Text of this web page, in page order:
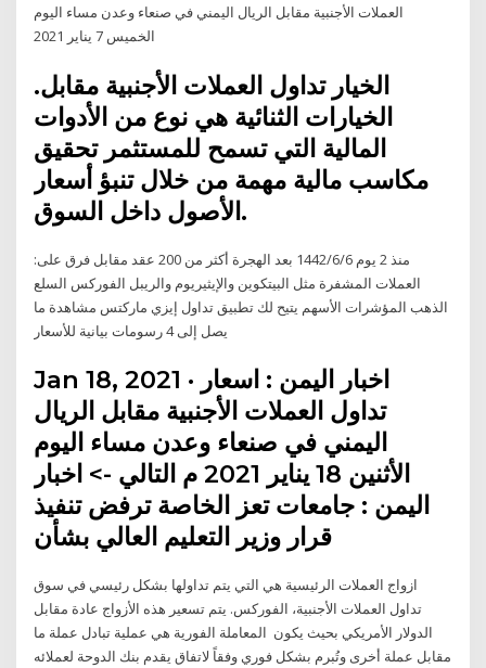
العملات الأجنبية مقابل الريال اليمني في صنعاء وعدن مساء اليوم
الخميس 7 يناير 2021
الخيار تداول العملات الأجنبية مقابل.
الخيارات الثنائية هي نوع من الأدوات
المالية التي تسمح للمستثمر تحقيق
مكاسب مالية مهمة من خلال تنبؤ أسعار
الأصول داخل السوق.
منذ 2 يوم 6‏‏/6‏‏/1442 بعد الهجرة أكثر من 200 عقد مقابل فرق على:
العملات المشفرة مثل البيتكوين والإيثيريوم والريبل الفوركس السلع
الذهب المؤشرات الأسهم يتيح لك تطبيق تداول إيزي ماركتس مشاهدة ما
يصل إلى 4 رسومات بيانية للأسعار
Jan 18, 2021 · اخبار اليمن : اسعار
تداول العملات الأجنبية مقابل الريال
اليمني في صنعاء وعدن مساء اليوم
الأثنين 18 يناير 2021 م التالي -> اخبار
اليمن : جامعات تعز الخاصة ترفض تنفيذ
قرار وزير التعليم العالي بشأن
ازواج العملات الرئيسية هي التي يتم تداولها بشكل رئيسي في سوق
تداول العملات الأجنبية، الفوركس. يتم تسعير هذه الأزواج عادة مقابل
الدولار الأمريكي بحيث يكون المعاملة الفورية هي عملية تبادل عملة ما
مقابل عملة أخرى وتُبرم بشكل فوري وفقاً لاتفاق يقدم بنك الدوحة لعملائه